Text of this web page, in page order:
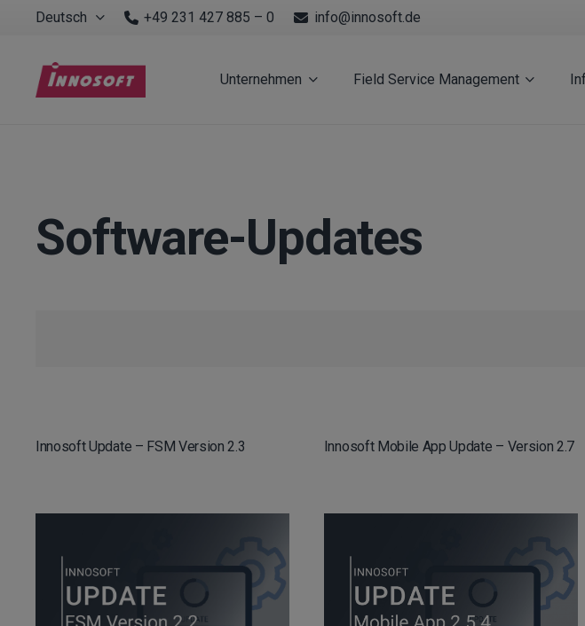
Deutsch +49 231 427 885 – 0 info@innosoft.de
Unternehmen Field Service Management
Software-Updates
Innosoft Update – FSM Version 2.3 Innosoft Mobile App Update – Version 2.7